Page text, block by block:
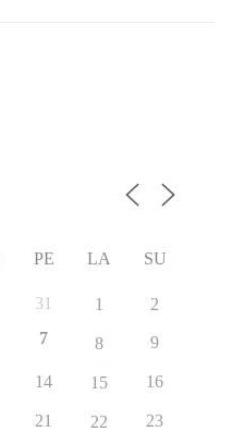
PE LA SU
31 1 2
7 8 9
14 15 16
21 22 23